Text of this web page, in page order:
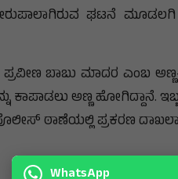
ಘಟನೆ
ಬಾಬು ಮಾದರ ಎಂಬ
ಕಾಪಾಡಲು ಅಣ್ಣ ಹೋಗಿದ್ದಾನೆ.
ಠಾಣೆಯಲ್ಲಿ ಪ್ರಕರಣ
WhatsApp